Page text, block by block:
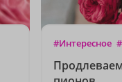
#Интересное